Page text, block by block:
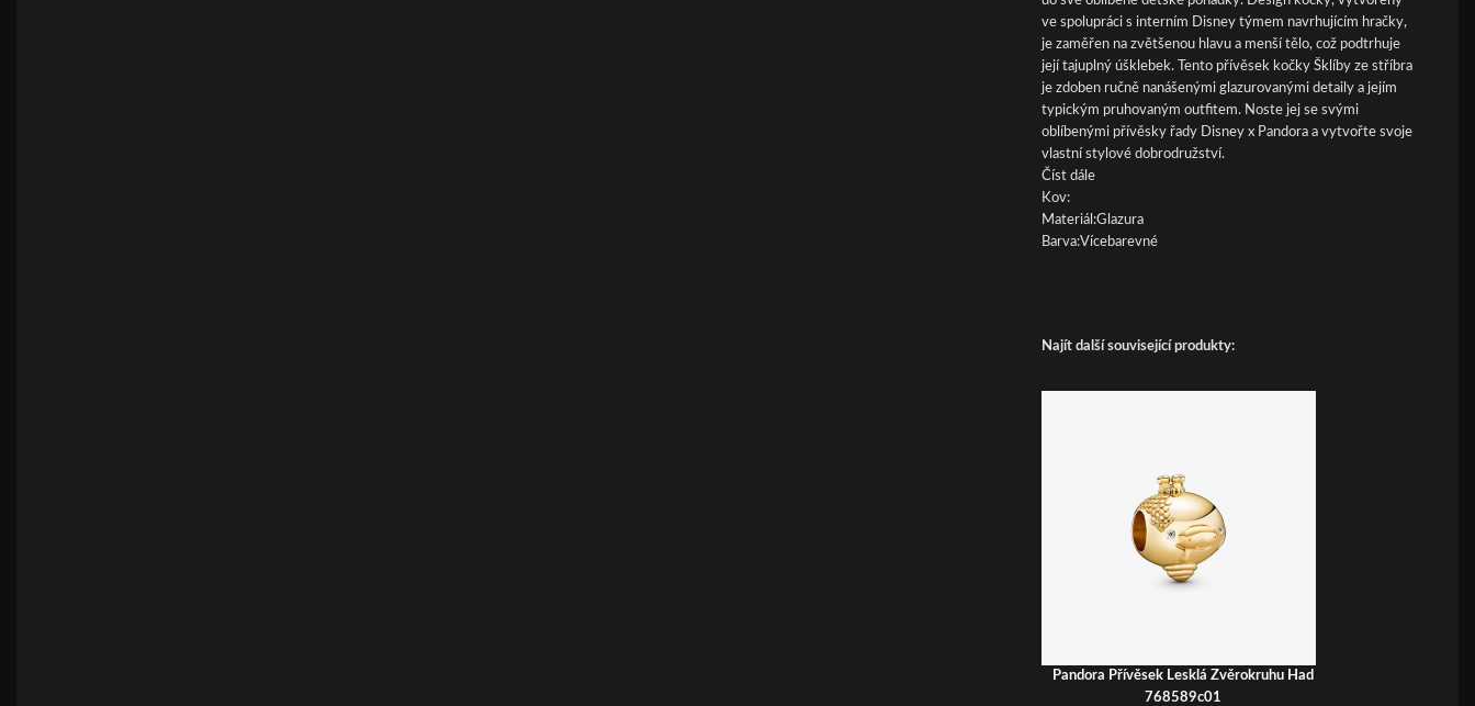
ve spolupráci s interním Disney týmem navrhujícím hračky,
je zaměřen na zvětšenou hlavu a menší tělo, což podtrhuje
její tajuplný úšklebek. Tento přívěsek kočky Šklíby ze stříbra
je zdoben ručně nanášenými glazurovanými detaily a jejím
typickým pruhovaným outfitem. Noste jej se svými
oblíbenými přívěsky řady Disney x Pandora a vytvořte svoje
vlastní stylové dobrodružství.
Číst dále
Kov:
Materiál:Glazura
Barva:Vícebarevné
Najít další související produkty:
Pandora Přívěsek Lesklá Zvěrokruhu Had
768589c01